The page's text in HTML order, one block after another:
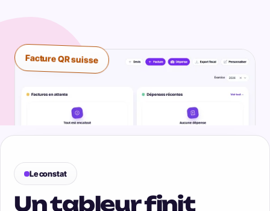
Facture QR suisse
Le constat
Un tableur finit